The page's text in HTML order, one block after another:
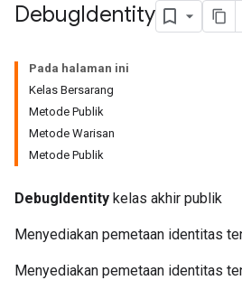
DebugIdentity
Pada halaman ini
Kelas Bersarang
Metode Publik
Metode Warisan
Metode Publik
DebugIdentity kelas akhir publik
Menyediakan pemetaan identitas
Menyediakan pemetaan identitas